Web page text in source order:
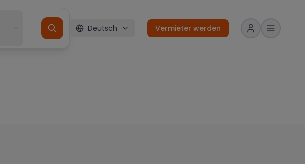
Deutsch Vermieter werden